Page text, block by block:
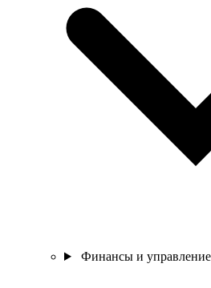
Финансы и управление